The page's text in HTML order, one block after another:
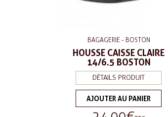
BAGAGERIE - BOSTON
HOUSSE CAISSE CLAIRE
14/6.5 BOSTON
DÉTAILS PRODUIT
AJOUTER AU PANIER